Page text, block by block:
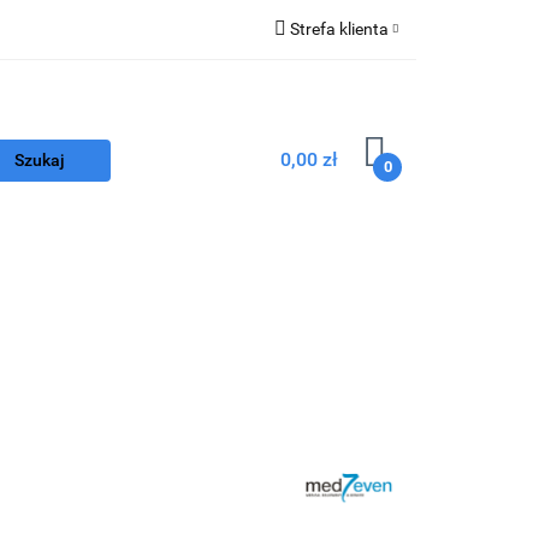
Strefa klienta
Dodaj zgłoszenie
0,00 zł 0